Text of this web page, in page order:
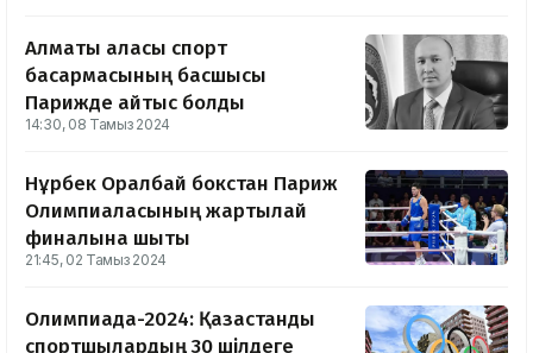
Алматы қаласы спорт
басқармасының басшысы
Парижде қайтыс болды
14:30, 08 Тамыз 2024
Нұрбек Оралбай бокстан Париж
Олимпиаласының жартылай
финалына шықты
21:45, 02 Тамыз 2024
Олимпиада-2024: Қазақстандық
спортшылардың 30 шілдеге